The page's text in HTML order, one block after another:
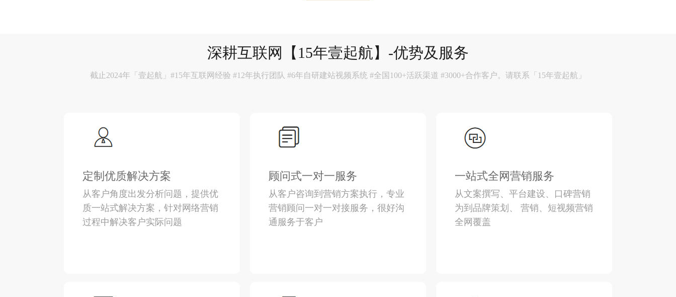
深耕互联网【15年壹起航】-优势及服务
截止2024年「壹起航」#15年互联网经验 #12年执行团队 #6年自研建站视频系统 #全国100+活跃渠道 #3000+合作客户。请联系「15年壹起航」
定制优质解决方案
从客户角度出发分析问题，提供优
质一站式解决方案，针对网络营销
过程中解决客户实际问题
顾问式一对一服务
从客户咨询到营销方案执行，专业
营销顾问一对一对接服务，很好沟
通服务于客户
一站式全网营销服务
从文案撰写、平台建设、口碑营销
为到品牌策划、 营销、短视频营销
全网覆盖